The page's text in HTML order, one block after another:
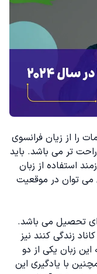
را از زیان فرانسوی
تر می باشد. باید
استفاده از زبان
می توان در موقعیت
تحصیل می باشد.
زندگی کنند نیز
این زبان یکی از دو
با یادگیری این